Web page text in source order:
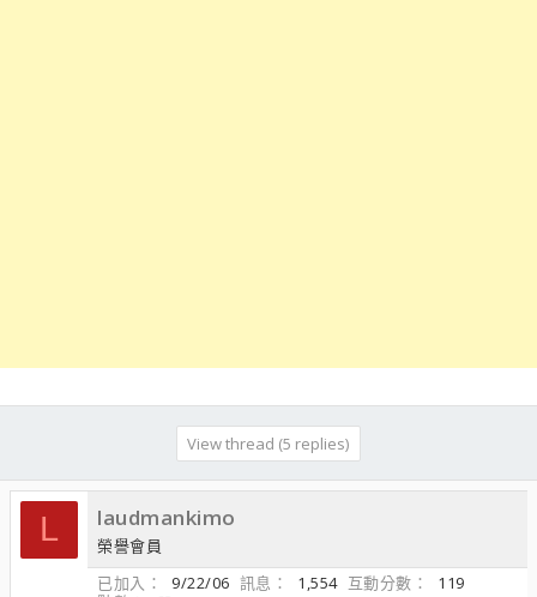
View thread (5 replies)
L laudmankimo
榮譽會員
已加入
9/22/06 訊息 1,554 互動分數
119